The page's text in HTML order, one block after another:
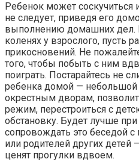
Ребенок может соскучиться
не следует, приведя его
выполнению домашних дел.
коленях у взрослого, пусть
прикосновений. Не
того, чтобы побыть с ним
поиграть. Постарайтесь не
ребенка домой —
окрестным дворам,
режим, перестроиться с
обстановку. Будет лучше
сопровождать это беседой
или родителей других детей
ценят прогулки вдвоем.